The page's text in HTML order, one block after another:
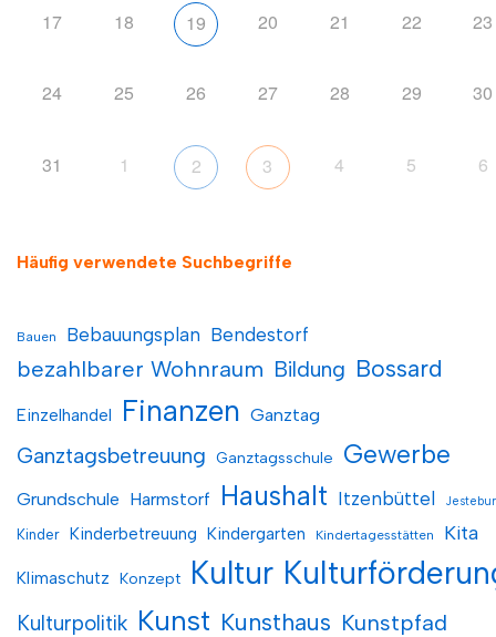
17 18 19 20 21 22 23
24 25 26 27 28 29 30
31 1 2 3 4 5 6
Häufig verwendete Suchbegriffe
Bauen Bebauungsplan Bendestorf
bezahlbarer Wohnraum Bildung Bossard
Einzelhandel Finanzen Ganztag
Ganztagsbetreuung Ganztagsschule Gewerbe
Grundschule Harmstorf Haushalt Itzenbüttel
Kinder Kinderbetreuung Kindergarten Kindertagesstätten Kita
Klimaschutz Konzept Kultur
Kulturpolitik Kunst Kunsthaus Kunstpfad